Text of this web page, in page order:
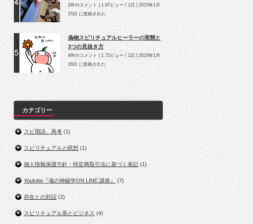
2件のコメント 1.97ビュー / 1日
2015年1月
15日 に投稿された
偽物スピリチュアルヒーラーの実態と
3つの見抜き方
4件のコメント 1.72ビュー / 1日
2019年1月
16日 に投稿された
カテゴリー
スピ用語、再考 (1)
スピリチュアルと瞑想 (1)
個人情報保護方針・特定商取引法に基づく表記 (1)
Youtube『魂の神秘学ON LINE 講座』 (7)
存在との対話 (2)
スピリチュアル系とビジネス (4)